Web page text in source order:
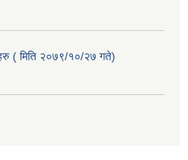
( मिति २०७९/१०/२७ गते)